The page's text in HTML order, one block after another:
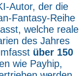
Autor, der die
Fantasy-Reihe
welche reale
des Jahres
über 150
wie Payhip,